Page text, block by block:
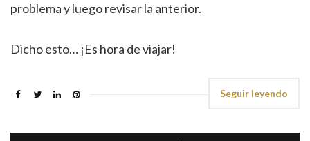
problema y luego revisar la anterior.
Dicho esto… ¡Es hora de viajar!
Seguir leyendo